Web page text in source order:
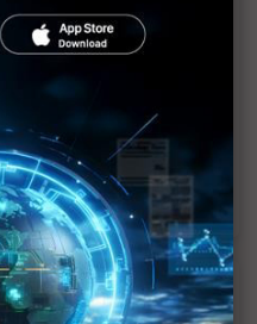
DDI大軍備貨不
測試廠堅持樂觀
悄悄下修1H22出貨目